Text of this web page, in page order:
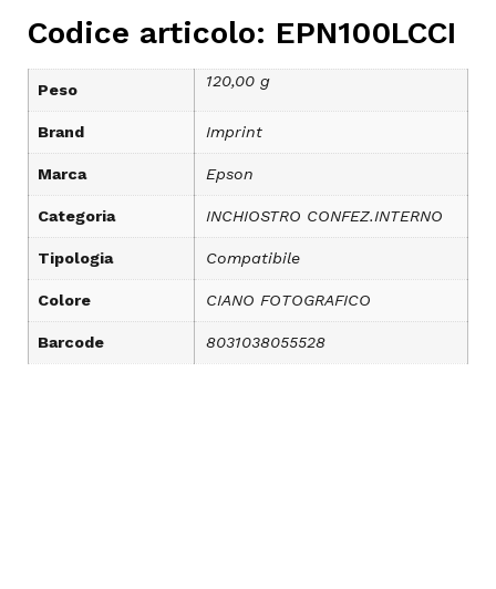
Codice articolo: EPN100LCCI
Peso 120,00 g
Brand Imprint
Marca Epson
Categoria INCHIOSTRO CONFEZ.INTERNO
Tipologia Compatibile
Colore CIANO FOTOGRAFICO
Barcode 8031038055528